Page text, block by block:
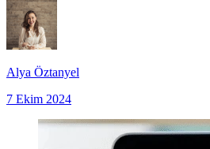
Alya Öztanyel
7 Ekim 2024